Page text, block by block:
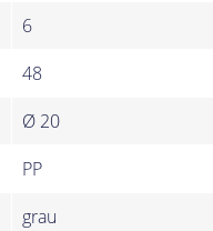
6
48
Ø 20
PP
grau